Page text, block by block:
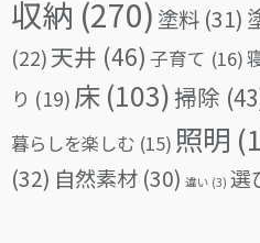
収納 (270) 塗料 (31)
(22)天井 (46) 子育て (16)
り (19) 床 (103)掃除
暮らしを楽しむ (15) 照明
(32) 自然素材 (30) 違い (3) 選